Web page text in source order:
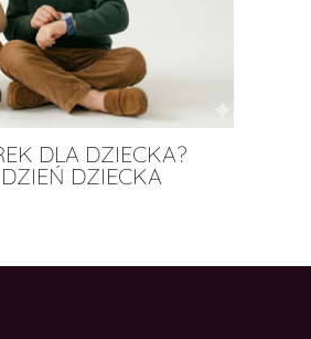
DLA DZIECKA?
DZIECKA